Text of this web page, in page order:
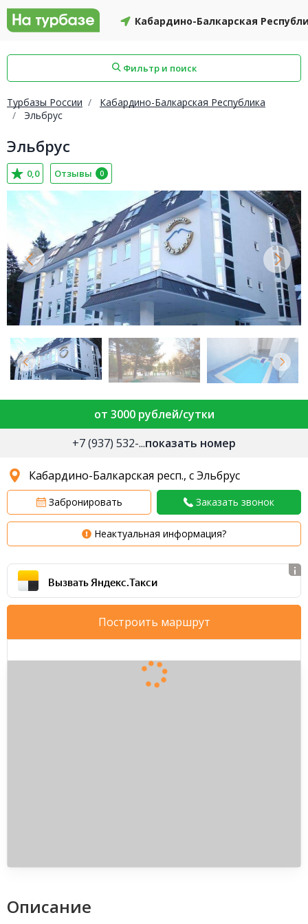
Кабардино-Балкарская
Фильтр и поиск
Турбазы России
Кабардино-Балкарская Республика
Эльбрус
Эльбрус
0,0 Отзывы 0
от 3000 рублей/сутки
+7 (937) 532-...показать номер
Кабардино-Балкарская респ., с Эльбрус
Забронировать Заказать звонок
Неактуальная информация?
Вызвать Яндекс.Такси
Построить маршрут
Описание
Смоленский район
Красноборский район
Онежский район
Северодвинск Устьянский район